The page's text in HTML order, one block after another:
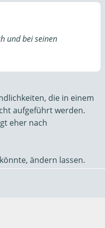
und bei seinen
die in einem
aufgeführt werden.
eher nach
ändern lassen.